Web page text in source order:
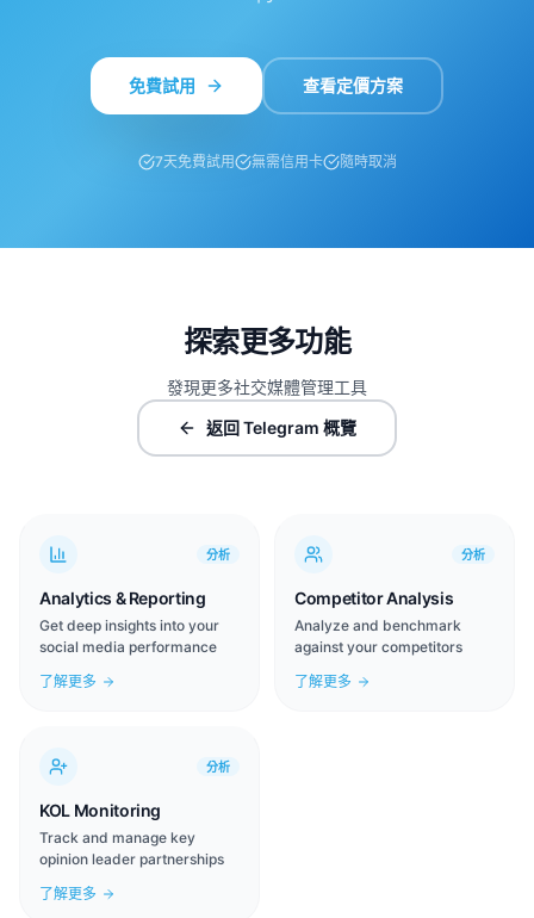
免費試用 查看定價方案
7天免費試用 無需信用卡 隨時取消
探索更多功能
發現更多社交媒體管理工具
返回 Telegram 概覽
分析
Analytics & Reporting
Get deep insights into your
social media performance
了解更多
分析
Competitor Analysis
Analyze and benchmark
against your competitors
了解更多
分析
KOL Monitoring
Track and manage key
opinion leader partnerships
了解更多